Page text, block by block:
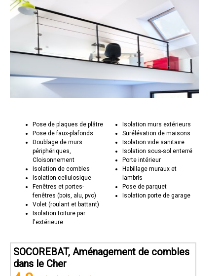
Pose de plaques de plâtre
Pose de faux-plafonds
Doublage de murs
périphériques,
Cloisonnement
Isolation de combles
Isolation cellulosique
Fenêtres et portes-
fenêtres (bois, alu, pvc)
Volet (roulant et battant)
Isolation toiture par
l'extérieure
Isolation murs extérieurs
Surélévation de maisons
Isolation vide sanitaire
Isolation sous-sol enterré
Porte intérieur
Habillage muraux et
lambris
Pose de parquet
Isolation porte de garage
SOCOREBAT, Aménagement de combles
dans le Cher